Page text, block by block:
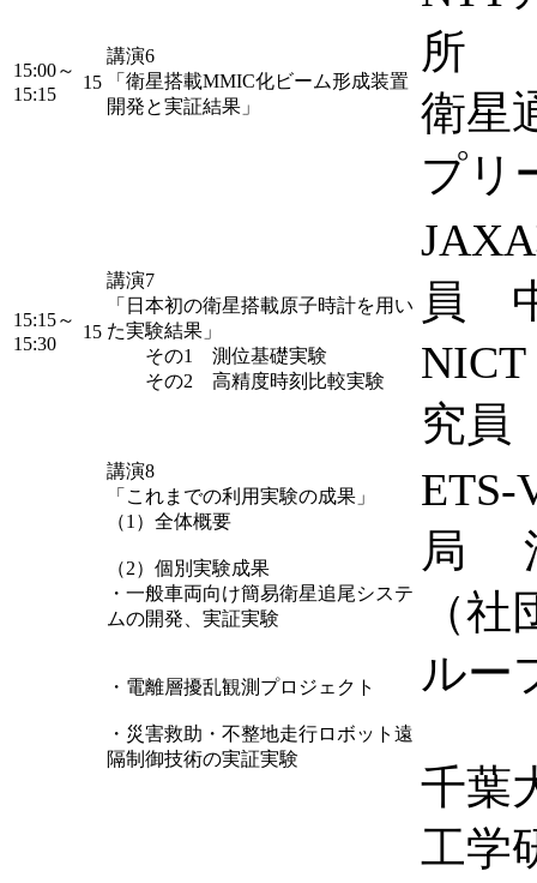
15:00～
15:15
15
講演6
「衛星搭載MMIC化ビーム形成装置
開発と実証結果」
所
衛星
プリ
15:15～
15:30
15
講演7
「日本初の衛星搭載原子時計を用い
た実験結果」
その1 測位基礎実験
その2 高精度時刻比較実験
員
究員
講演8
「これまでの利用実験の成果」
（1）全体概要
（2）個別実験成果
・一般車両向け簡易衛星追尾システ
ムの開発、実証実験
・電離層擾乱観測プロジェクト
・災害救助・不整地走行ロボット遠
隔制御技術の実証実験
局
（
ルー
千葉
工学